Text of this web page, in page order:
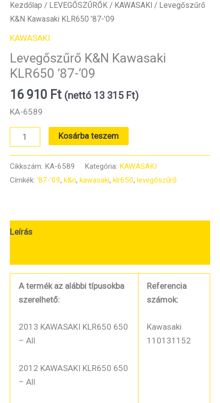
Kezdőlap / LEVEGŐSZŰRŐK / KAWASAKI / Levegőszűrő
K&N Kawasaki KLR650 ’87-’09
KAWASAKI
Levegőszűrő K&N Kawasaki
KLR650 ’87-’09
16 910 Ft (nettó 13 315 Ft)
KA-6589
Levegőszűrő
K&N
Kawasaki
KLR650
Kosárba teszem
Cikkszám: KA-6589 Kategória: KAWASAKI
Címkék: '87-'09, k&n, kawasaki, klr650, levegőszűrő
Leírás
A termék az alábbi típusokba
szerelhető:
2013 KAWASAKI KLR650 650
– All
2012 KAWASAKI KLR650 650
– All
Referencia
számok:
Kawasaki
110131152